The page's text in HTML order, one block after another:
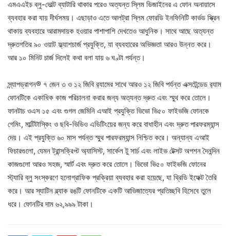
এমএএইচ ব্লু-ভোল্ট ব্যাটারি থাকার পরেও অত্যন্ত স্লিম ডিজাইনের এ ফোন অনায়াসে
ব্যবহার করা যায় দীর্ঘসময়। এছাড়াও এতে আলট্রা স্লিম ফোরডি ইনফিনিটি কার্ভড স্ক্রিন
থাকায় ব্যবহারে আরামদায়ক হওয়ার পাশাপাশি দেখতেও আধুনিক। সাথে আছে অত্যন্ত
দ্রুতগতির ৯০ ওয়াট ফ্ল্যাশচার্জ প্রযুক্তি, যা ব্যবহারের অভিজ্ঞতা আরও উন্নত করে।
আর ১০ মিনিট চার্জ দিলেই কথা বলা যায় ৬ ঘণ্টা পর্যন্ত।
স্ন্যাপড্রাগন® ৭ জেন ৩ ও ১২ জিবি র‌্যামের সাথে আরও ১২ জিবি পর্যন্ত এক্সটেন্ডেড র‌্যাম
ফোনটিকে একাধিক কাজ পরিচালনা করার জন্য অত্যন্ত দ্রুত এবং স্মুথ করে তোলে।
ফানটাচ ওএস ১৫ এবং গুগল জেমিনি এআই প্রযুক্তি ভিভো ভি৫০ ফাইভজি ফোনকে
গেমিং, মাল্টিটাস্কিং ও ছবি-ভিডিও এডিটিংয়ের জন্য করে বাধাহীন এবং দ্রুত পারফরম্যান্স
দেয়। এই প্রযুক্তি ৬০ মাস পর্যন্ত স্মুথ পারফরম্যান্স নিশ্চিত করে। অন্যান্য এআই
ফিচারগুলো, যেমন ট্রান্সক্রিপ্ট অ্যাসিস্ট, সার্কেল টু সার্চ এবং লাইভ টেক্সট অপশন দৈনন্দিন
কাজগুলো আরও সহজ, স্মার্ট এবং দ্রুত করে তোলে। ভিভো ভি৫০ ফাইভজি ফোনের
স্ট্যারি ব্লু সংস্করণে হলোগ্রাফিক প্রক্রিয়া ব্যবহার করা হয়েছে, যা থ্রিডি ইফেক্ট তৈরি
করে। আর স্যাটিন ব্ল্যাক রঙটি ফোনটিকে একটি আভিজাত্যের প্রতিচ্ছবি হিসেবে তুলে
ধরে। ফোনটির দাম ৬২,৯৯৯ টাকা।